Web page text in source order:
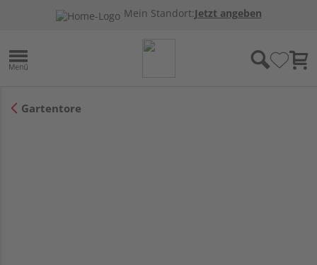
Mein Standort:Jetzt angeben
Gartentore